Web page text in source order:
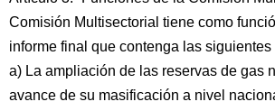
Comisión Multisectorial tiene como
informe final que contenga las siguientes
a) La ampliación de las reservas de gas
avance de su masificación a nivel